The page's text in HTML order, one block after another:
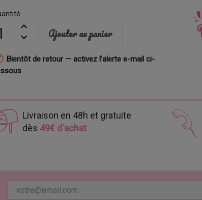
Ajouter au panier
Bientôt de retour — activez l’alerte e-mail ci-
Livraison en 48h et gratuite
dès 49€ d'achat